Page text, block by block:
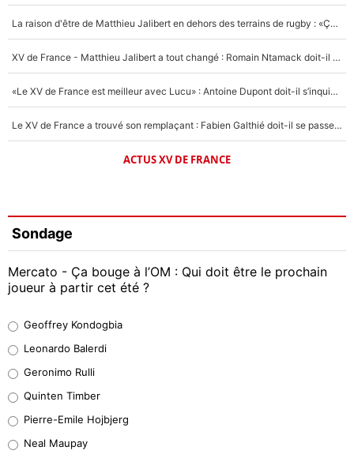
La raison d'être de Matthieu Jalibert en dehors des terrains de rugby : «Ça m'atteint autant que si tu touches à un membre de ma famille»
XV de France - Matthieu Jalibert a tout changé : Romain Ntamack doit-il s’inquiéter pour sa place à un an de la Coupe du monde ?
«Le XV de France est meilleur avec Lucu» : Antoine Dupont doit-il s’inquiéter pour sa place ?
Le XV de France a trouvé son remplaçant : Fabien Galthié doit-il se passer d'Antoine Dupont ?
ACTUS XV DE FRANCE
Sondage
Mercato - Ça bouge à l’OM : Qui doit être le prochain
joueur à partir cet été ?
38%
32%
5%
Geoffrey Kondogbia
Leonardo Balerdi
Geronimo Rulli
Quinten Timber
Pierre-Emile Hojbjerg
Neal Maupay